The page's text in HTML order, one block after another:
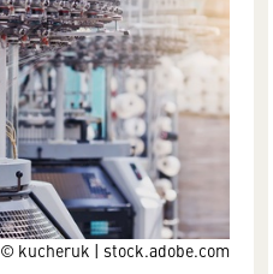
© kucheruk | stock.adobe.com